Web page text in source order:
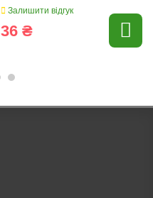
Залишити відгук
36 ₴